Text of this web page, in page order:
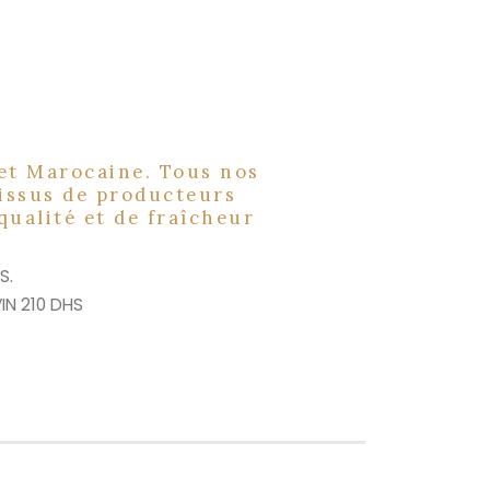
Marocaine. Tous nos
de producteurs
et de fraîcheur
210 DHS